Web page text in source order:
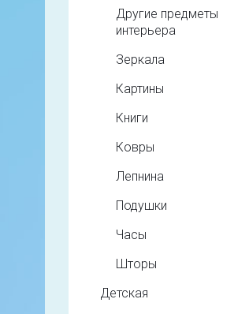
Другие предметы
интерьера
Зеркала
Картины
Книги
Ковры
Лепнина
Подушки
Часы
Шторы
Детская